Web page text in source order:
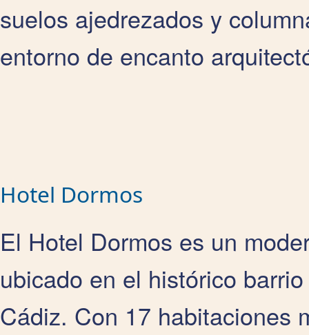
suelos ajedrezados y
entorno de encanto
Hotel Dormos
El Hotel Dormos es un
ubicado en el histórico
Cádiz. Con 17 habitaciones